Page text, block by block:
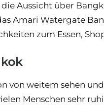
Aussicht über
Amari Watergate
zum Essen,
von weitem sehen
Menschen sehr